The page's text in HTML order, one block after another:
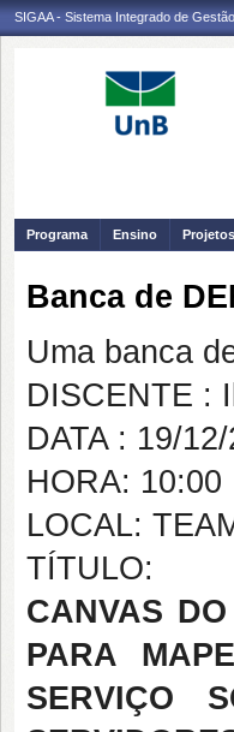
SIGAA - Sistema Integrado de
Programa
Ensino
Banca de
Uma banca
DISCENTE :
DATA : 19/
HORA: 10:00
LOCAL:
TÍTULO:
CANVAS
PARA
SERVIÇO